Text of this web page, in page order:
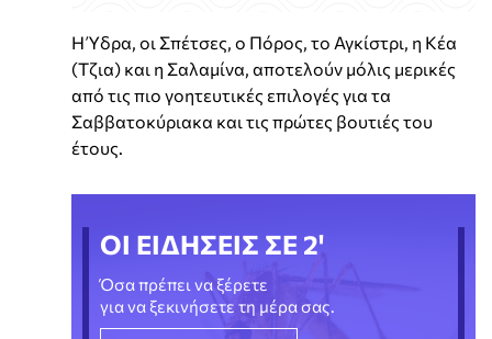
Η Ύδρα, οι Σπέτσες, ο Πόρος, το Αγκίστρι, η Κέα
(Τζια) και η Σαλαμίνα, αποτελούν μόλις μερικές
από τις πιο γοητευτικές επιλογές για τα
Σαββατοκύριακα και τις πρώτες βουτιές του
έτους.
ΟΙ ΕΙΔΗΣΕΙΣ ΣΕ 2'
Όσα πρέπει να ξέρετε
για να ξεκινήσετε τη μέρα σας.